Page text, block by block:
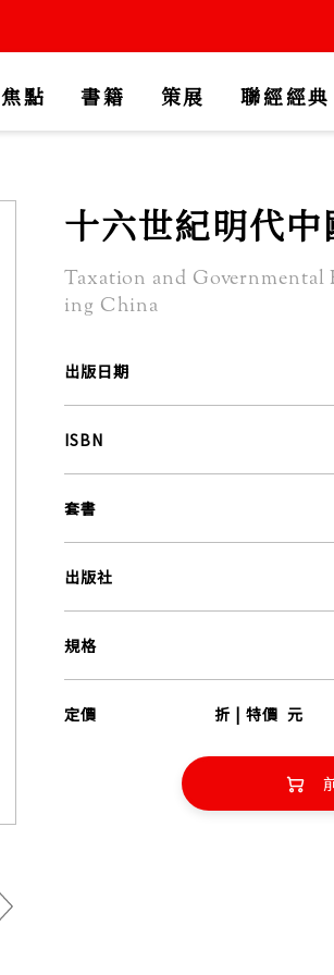
焦點 書籍 策展 聯經經典
十六世紀明代
Taxation and
ing China
出版日期
ISBN
套書
出版社
規格
定價 折 | 特價 元